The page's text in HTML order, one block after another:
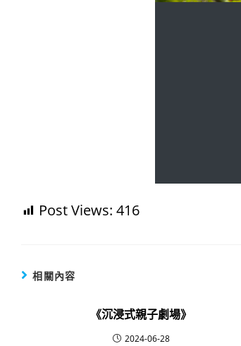
Post Views: 416
相關內容
《沉浸式親子劇場》
2024-06-28